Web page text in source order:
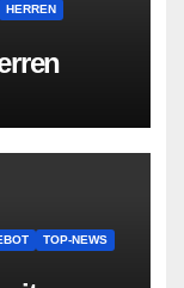
HERREN
TOP-NEWS